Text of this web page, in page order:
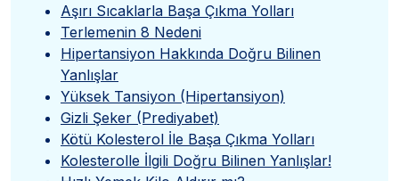
Aşırı Sıcaklarla Başa Çıkma Yolları
Terlemenin 8 Nedeni
Hipertansiyon Hakkında Doğru Bilinen
Yanlışlar
Yüksek Tansiyon (Hipertansiyon)
Gizli Şeker (Prediyabet)
Kötü Kolesterol İle Başa Çıkma Yolları
Kolesterolle İlgili Doğru Bilinen Yanlışlar!